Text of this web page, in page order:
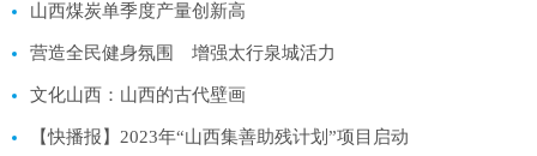
山西煤炭单季度产量创新高
营造全民健身氛围 增强太行泉城活力
文化山西：山西的古代壁画
【快播报】2023年“山西集善助残计划”项目启动